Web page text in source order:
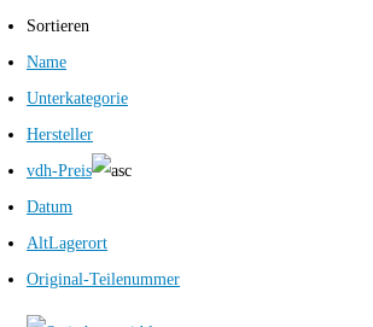
Sortieren
Name
Unterkategorie
Hersteller
vdh-Preis
Datum
AltLagerort
Original-Teilenummer